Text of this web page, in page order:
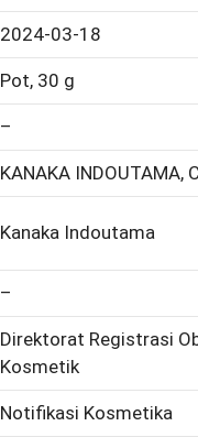
2024-03-18
Pot, 30 g
–
KANAKA INDOUTAMA,
Kanaka Indoutama
–
Direktorat Registrasi
Kosmetik
Notifikasi Kosmetika